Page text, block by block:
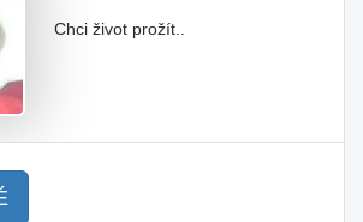
Chci život prožít..